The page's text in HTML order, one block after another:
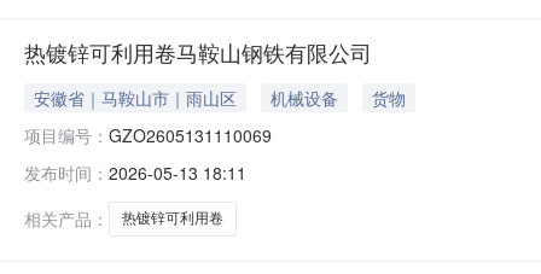
热镀锌可利用卷马鞍山钢铁有限公司
安徽省｜马鞍山市｜雨山区 机械设备
货物
项目编号： GZO2605131110069
发布时间： 2026-05-13 18:11
相关产品：
热镀锌可利用卷